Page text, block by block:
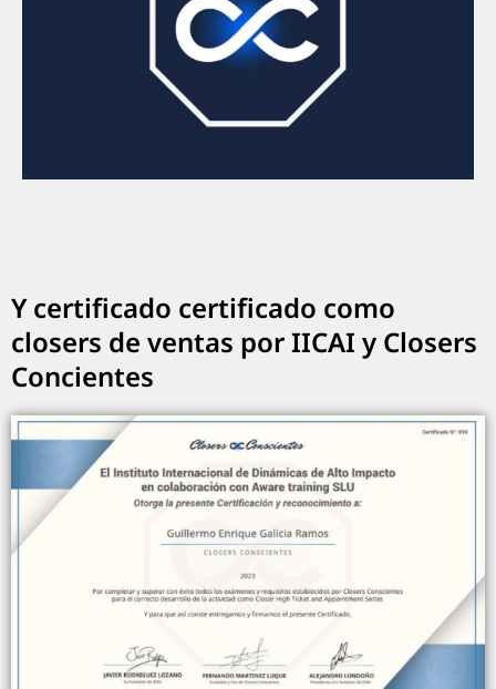
Y certificado certificado como
closers de ventas por IICAI y Closers
Concientes